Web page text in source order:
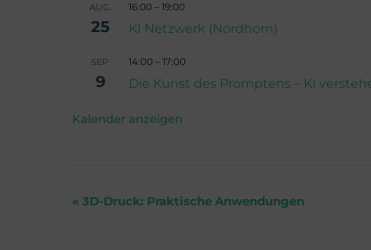
AUG.
25
16:00 – 19:00
KI Netzwerk (Nordhorn)
SEP.
9
14:00 – 17:00
Die Kunst des Promptens – KI
Kalender anzeigen
V
« 3D-Druck: Praktische Anwendungen